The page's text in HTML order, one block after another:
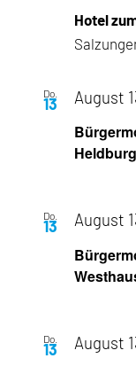
Hotel
Do.
13
Heldburg
August
Do.
13 August
Do.
13 August